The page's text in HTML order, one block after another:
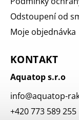
Odstoupení od
Moje objednávka
KONTAKT
Aquatop s.r.o
info@aquatop-
+420 773 589 255